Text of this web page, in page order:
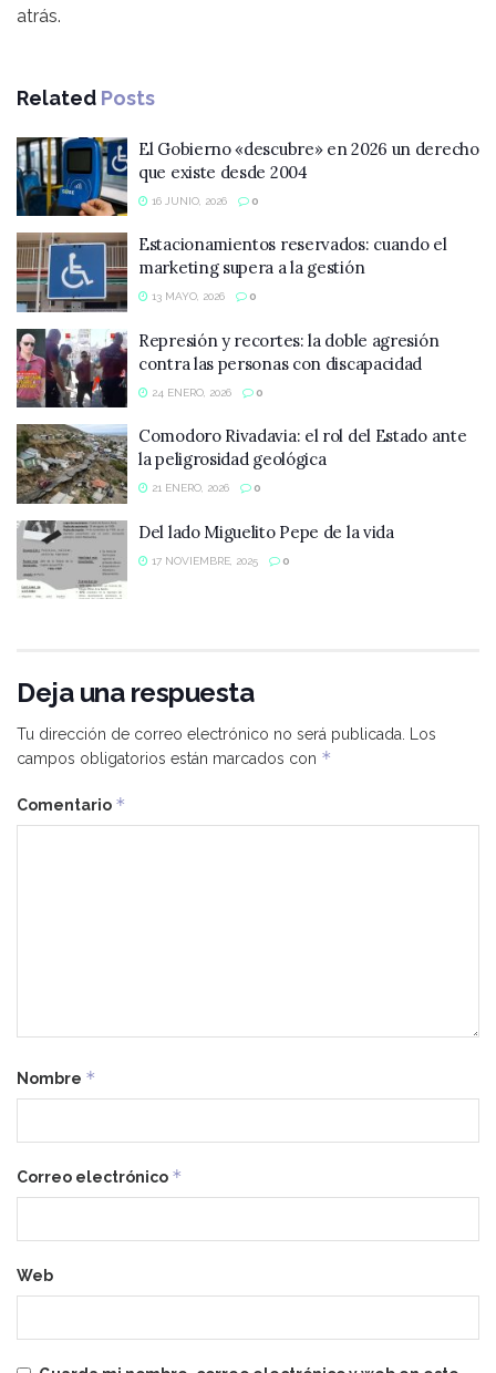
atrás.
Related Posts
El Gobierno «descubre» en 2026 un derecho
que existe desde 2004
16 JUNIO, 2026 0
Estacionamientos reservados: cuando el
marketing supera a la gestión
13 MAYO, 2026 0
Represión y recortes: la doble agresión
contra las personas con discapacidad
24 ENERO, 2026 0
Comodoro Rivadavia: el rol del Estado ante
la peligrosidad geológica
21 ENERO, 2026 0
Del lado Miguelito Pepe de la vida
17 NOVIEMBRE, 2025 0
Deja una respuesta
Tu dirección de correo electrónico no será publicada. Los
campos obligatorios están marcados con *
Comentario *
Nombre *
Correo electrónico *
Web